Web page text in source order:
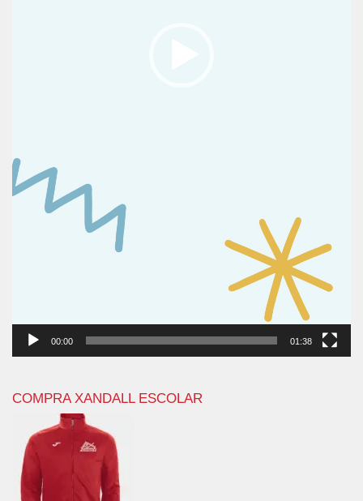
00:00 01:38
COMPRA XANDALL ESCOLAR